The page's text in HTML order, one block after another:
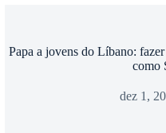
Papa a jovens do Líbano:
como
dez 1,